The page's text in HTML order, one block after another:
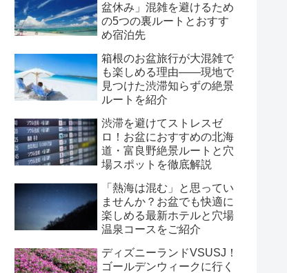
盆休み」混雑を避けるため
の5つの裏ルートとおすす
め宿泊先
箱根のお盆旅行が大混雑で
も楽しめる理由――現地で
見つけた渋滞知らずの絶景
ルートを紹介
渋滞を避けてストレスゼ
ロ！お盆におすすめの北海
道・富良野絶景ルートと穴
場スポットを徹底解説
「熱海は混む」と思ってい
ませんか？お盆でも快適に
楽しめる最新ホテルと穴場
温泉コースをご紹介
ディズニーランドVSUSJ！
ゴールデンウィークに行く